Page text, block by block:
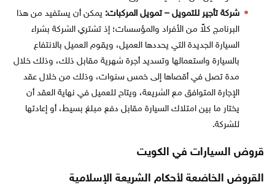
شركة تأجير للتمويل – تمويل المركبات: يمكن أن يستفيد من هذا
البرنامج كلاً من الأفراد والمؤسسات؛ إذ تشتري الشركة بشراء
السيارة الجديدة التي يحددها العميل، ويقوم العميل بالانتفاع
بالسيارة واستعمالها وتسديد أجرة شهرية مقابل ذلك، وذلك خلال
مدة تصل في أقصاها إلى خمس سنوات، وذلك من خلال عقد
الإجارة المتوافق مع الشريعة، ويتاح للعميل في نهاية العقد أن
يختار ما بين امتلاك السيارة مقابل دفع مبلغ بسيط، أو إعادتها
للشركة.
قروض السيارات في الكويت
القروض الخاضعة لأحكام الشريعة الإسلامية